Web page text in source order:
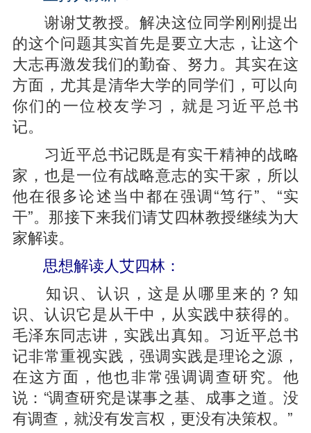
谢谢艾教授。解决这位同学刚刚提出
的这个问题其实首先是要立大志，让这个
大志再激发我们的勤奋、努力。其实在这
方面，尤其是清华大学的同学们，可以向
你们的一位校友学习，就是习近平总书
记。
习近平总书记既是有实干精神的战略
家，也是一位有战略意志的实干家，所以
他在很多论述当中都在强调“笃行”、“实
干”。那接下来我们请艾四林教授继续为大
家解读。
思想解读人艾四林：
知识、认识，这是从哪里来的？知
识、认识它是从干中，从实践中获得的。
毛泽东同志讲，实践出真知。习近平总书
记非常重视实践，强调实践是理论之源，
在这方面，他也非常强调调查研究。他
说：“调查研究是谋事之基、成事之道。没
有调查，就没有发言权，更没有决策权。”